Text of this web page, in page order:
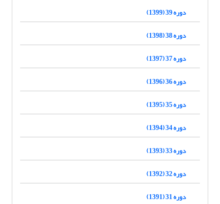
دوره 39 (1399)
دوره 38 (1398)
دوره 37 (1397)
دوره 36 (1396)
دوره 35 (1395)
دوره 34 (1394)
دوره 33 (1393)
دوره 32 (1392)
دوره 31 (1391)